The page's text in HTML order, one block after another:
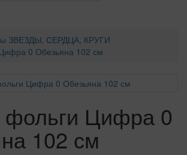
ЗВЕЗДЫ, СЕРДЦА, КРУГИ
0 Обезьяна 102 см
Цифра 0
102 см